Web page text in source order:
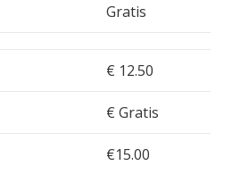
Gratis
€ 12.50
€ Gratis
€15.00